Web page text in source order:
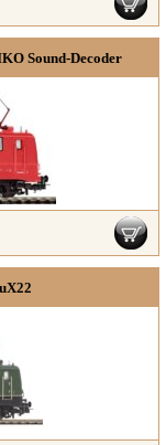
Sound-Decoder